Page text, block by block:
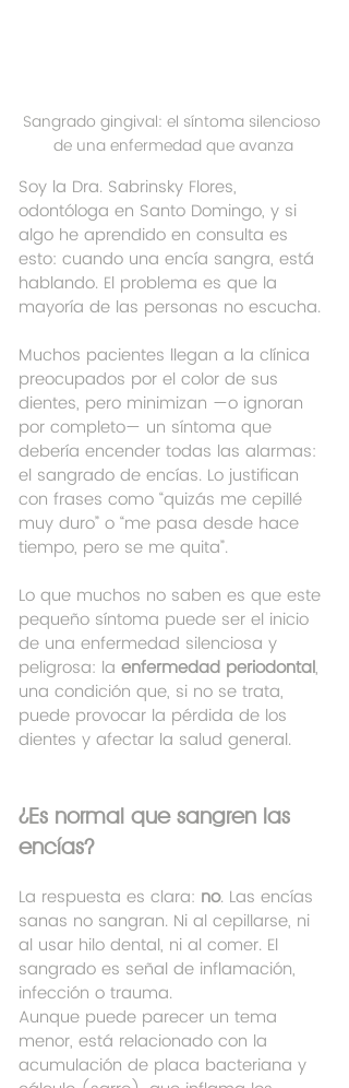
Sangrado gingival: el síntoma silencioso
de una enfermedad que avanza
Soy la Dra. Sabrinsky Flores,
odontóloga en Santo Domingo, y si
algo he aprendido en consulta es
esto: cuando una encía sangra, está
hablando. El problema es que la
mayoría de las personas no escucha.
Muchos pacientes llegan a la clínica
preocupados por el color de sus
dientes, pero minimizan —o ignoran
por completo— un síntoma que
debería encender todas las alarmas:
el sangrado de encías. Lo justifican
con frases como “quizás me cepillé
muy duro” o “me pasa desde hace
tiempo, pero se me quita”.
Lo que muchos no saben es que este
pequeño síntoma puede ser el inicio
de una enfermedad silenciosa y
peligrosa: la enfermedad periodontal,
una condición que, si no se trata,
puede provocar la pérdida de los
dientes y afectar la salud general.
¿Es normal que sangren las
encías?
La respuesta es clara: no. Las encías
sanas no sangran. Ni al cepillarse, ni
al usar hilo dental, ni al comer. El
sangrado es señal de inflamación,
infección o trauma.
Aunque puede parecer un tema
menor, está relacionado con la
acumulación de placa bacteriana y